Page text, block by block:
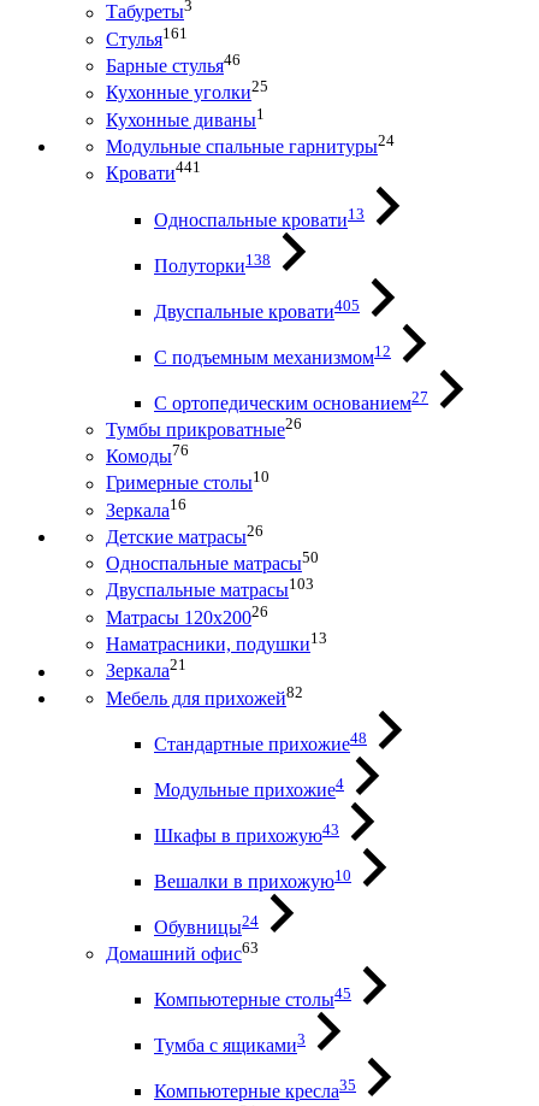
Табуреты3
Стулья161
Барные стулья46
Кухонные уголки25
Кухонные диваны1
Модульные спальные гарнитуры24
Кровати441
Односпальные кровати13
Полуторки138
Двуспальные кровати405
С подъемным механизмом12
С ортопедическим основанием27
Тумбы прикроватные26
Комоды76
Гримерные столы10
Зеркала16
Детские матрасы26
Односпальные матрасы50
Двуспальные матрасы103
Матрасы 120х20026
Наматрасники, подушки13
Зеркала21
Мебель для прихожей82
Стандартные прихожие48
Модульные прихожие4
Шкафы в прихожую43
Вешалки в прихожую10
Обувницы24
Домашний офис63
Компьютерные столы45
Тумба с ящиками3
Компьютерные кресла35